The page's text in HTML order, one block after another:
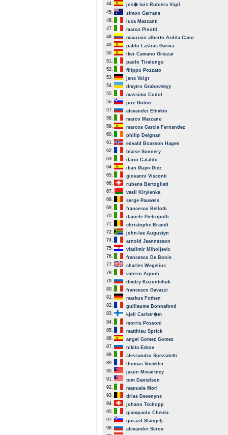
44.
jos� luis Rubiera Vigil
45.
simon Gerrans
46.
luca Mazzanti
47.
marco Pinotti
48.
mauricio alberto Ardila Cano
49.
pablo Lastras Garcia
50.
iker Camano Ortuzar
51.
paolo Tiralongo
52.
filippo Pozzato
53.
jens Voigt
54.
dmytro Grabovskyy
55.
massimo Codol
56.
jure Golcer
57.
alexander Efimkin
58.
marco Marzano
59.
marcos Garcia Fernandez
60.
philip Deignan
61.
edvald Boasson Hagen
62.
blaise Sonnery
63.
dario Cataldo
64.
iban Mayo Diez
65.
giovanni Visconti
66.
rubens Bertogliati
67.
vasil Kiryienka
68.
serge Pauwels
69.
francesco Bellotti
70.
daniele Pietropolli
71.
christophe Brandt
72.
john-lee Augustyn
74.
arnold Jeannesson
75.
vladimir Miholjevic
76.
francesco De Bonis
77.
charles Wegelius
78.
valerio Agnoli
79.
dmitry Kozontchuk
80.
francesco Gavazzi
81.
markus Fothen
82.
guillaume Bonnafond
83.
kjell Carlstr�m
84.
morris Possoni
85.
matthieu Sprick
86.
angel Gomez Gomez
87.
nikita Eskov
88.
alessandro Spezialetti
89.
thomas Voeckler
90.
jason Mccartney
91.
tom Danielson
92.
manuele Mori
93.
dries Devenyns
94.
johann Tschopp
95.
giampaolo Cheula
97.
gorazd Stangelj
98.
alexander Serov